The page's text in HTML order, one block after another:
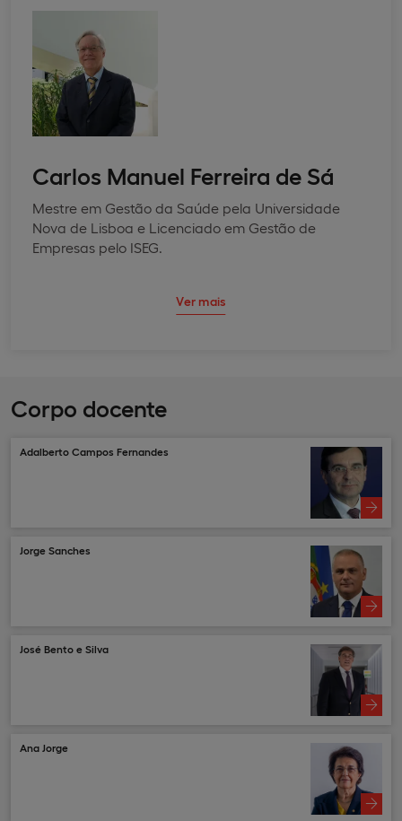
Carlos Manuel Ferreira de Sá
Mestre em Gestão da Saúde pela Universidade
Nova de Lisboa e Licenciado em Gestão de
Empresas pelo ISEG.
Ver mais
Corpo docente
Adalberto Campos Fernandes
Jorge Sanches
José Bento e Silva
Ana Jorge